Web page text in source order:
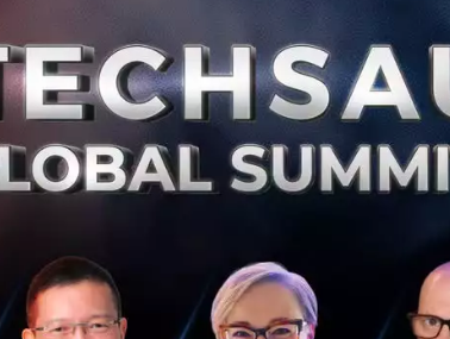
TMB SME One Bank บัญชีเพื่อธุรกิจ ที่ช่วยให้ชีวิต
SME สะดวกและคุ้มค่าขึ้น